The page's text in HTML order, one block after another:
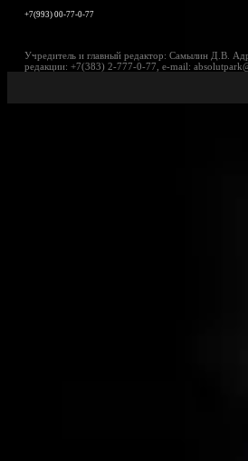
+7(993) 00-77-0-77
Учредитель и главный редактор: Самылин Д.В.
редакции: +7(383) 2-777-0-77, e-mail: